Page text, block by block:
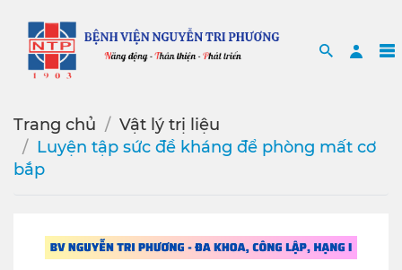
Search
Trang chủ
Vật lý trị liệu
Luyện tập sức đề kháng để phòng mất cơ
bắp